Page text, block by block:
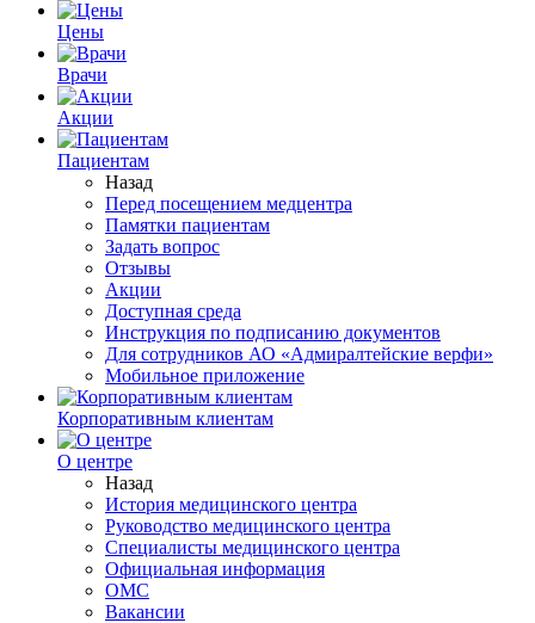
Цены
Врачи
Акции
Пациентам
Назад
Перед посещением медцентра
Памятки пациентам
Задать вопрос
Отзывы
Акции
Доступная среда
Инструкция по подписанию документов
Для сотрудников АО «Адмиралтейские верфи»
Мобильное приложение
Корпоративным клиентам
О центре
Назад
История медицинского центра
Руководство медицинского центра
Специалисты медицинского центра
Официальная информация
ОМС
Вакансии